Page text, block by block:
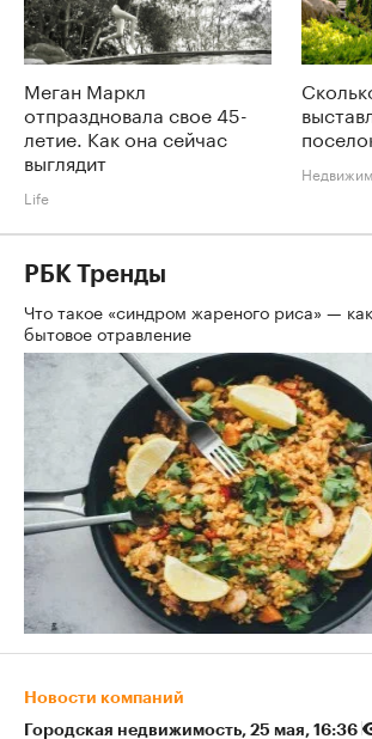
Меган Маркл
отпраздновала свое 45-
летие. Как она сейчас
выглядит
Life
РБК Тренды
Что такое «синдром жареного риса» —
бытовое отравление
Новости компаний
Городская недвижимость⁠, 25 мая, 16:36